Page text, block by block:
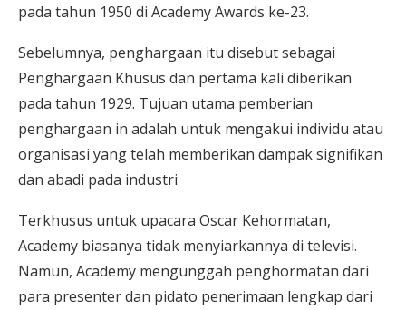
pada tahun 1950 di Academy Awards ke-23.
Sebelumnya, penghargaan itu disebut sebagai
Penghargaan Khusus dan pertama kali diberikan
pada tahun 1929. Tujuan utama pemberian
penghargaan in adalah untuk mengakui individu atau
organisasi yang telah memberikan dampak signifikan
dan abadi pada industri
Terkhusus untuk upacara Oscar Kehormatan,
Academy biasanya tidak menyiarkannya di televisi.
Namun, Academy mengunggah penghormatan dari
para presenter dan pidato penerimaan lengkap dari